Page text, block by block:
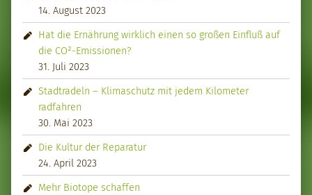
14. August 2023
Hat die Ernährung wirklich einen so großen Einfluß auf
die CO²-Emissionen?
31. Juli 2023
Stadtradeln – Klimaschutz mit jedem Kilometer
radfahren
30. Mai 2023
Die Kultur der Reparatur
24. April 2023
Mehr Biotope schaffen